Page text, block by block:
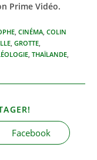
Prime Vidéo.
, CINÉMA, COLIN
, GROTTE,
, THAÏLANDE,
CONTENU
Ouvrir
dans
Facebook